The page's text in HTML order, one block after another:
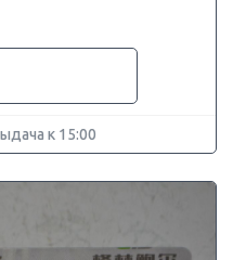
к 15:00